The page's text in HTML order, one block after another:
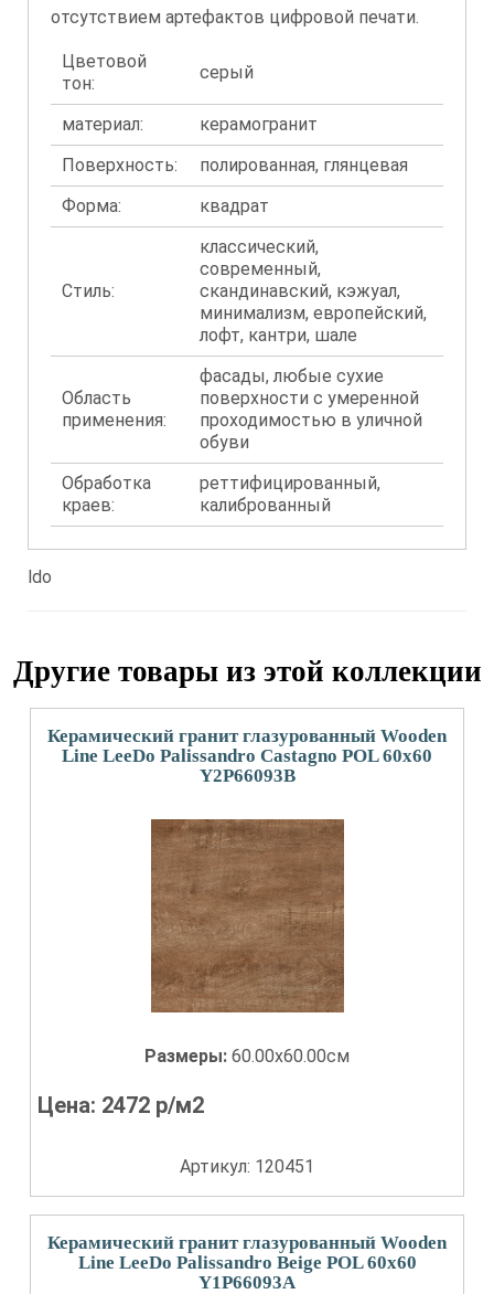
отсутствием артефактов цифровой печати.
Цветовой
тон:
серый
материал:
керамогранит
Поверхность:
полированная, глянцевая
Форма:
квадрат
Стиль:
классический,
современный,
скандинавский, кэжуал,
минимализм, европейский,
лофт, кантри, шале
Область
применения:
фасады, любые сухие
поверхности с умеренной
проходимостью в уличной
обуви
Обработка
краев:
реттифицированный,
калиброванный
ldo
Другие товары из этой коллекции
Керамический гранит глазурованный Wooden
Line LeeDo Palissandro Castagno POL 60x60
Y2P66093B
Размеры: 60.00x60.00см
Цена: 2472 р/м2
Артикул: 120451
Керамический гранит глазурованный Wooden
Line LeeDo Palissandro Beige POL 60x60
Y1P66093A